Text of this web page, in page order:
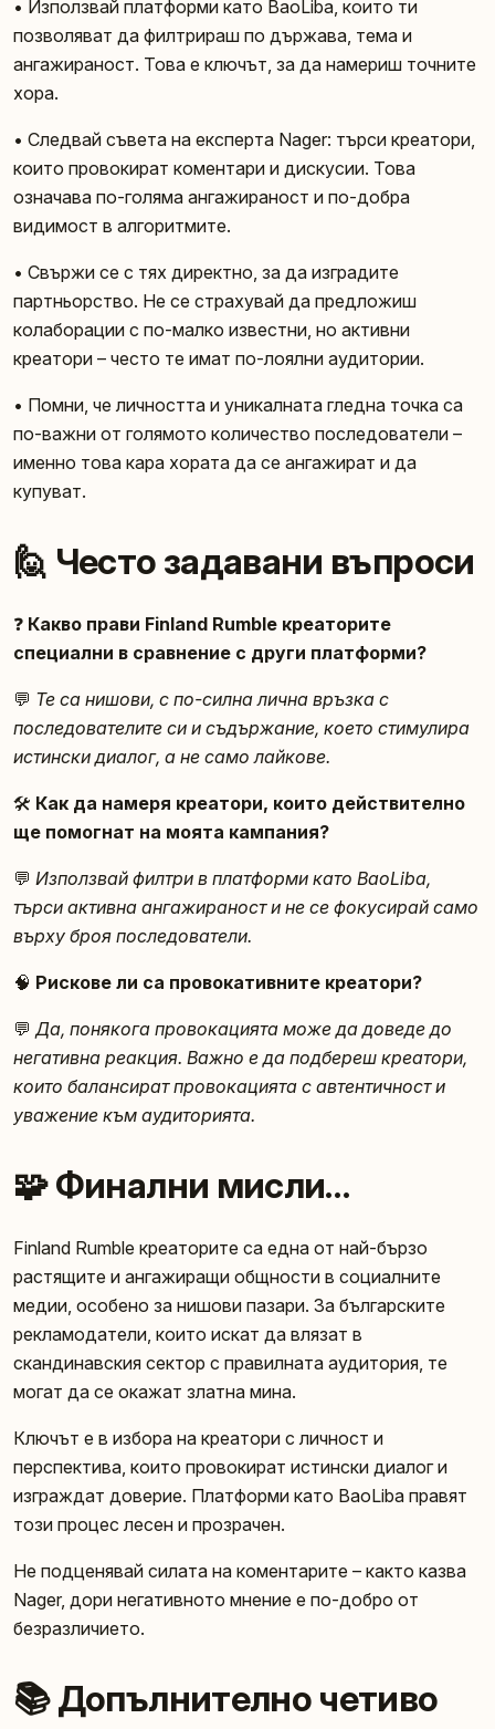
• Използвай платформи като BaoLiba, които ти
позволяват да филтрираш по държава, тема и
ангажираност. Това е ключът, за да намериш точните
хора.
• Следвай съвета на експерта Nager: търси креатори,
които провокират коментари и дискусии. Това
означава по-голяма ангажираност и по-добра
видимост в алгоритмите.
• Свържи се с тях директно, за да изградите
партньорство. Не се страхувай да предложиш
колаборации с по-малко известни, но активни
креатори – често те имат по-лоялни аудитории.
• Помни, че личността и уникалната гледна точка са
по-важни от голямото количество последователи –
именно това кара хората да се ангажират и да
купуват.
🙋 Често задавани въпроси
❓ Какво прави Finland Rumble креаторите
специални в сравнение с други платформи?
💬 Те са нишови, с по-силна лична връзка с
последователите си и съдържание, което стимулира
истински диалог, а не само лайкове.
🛠️ Как да намеря креатори, които действително
ще помогнат на моята кампания?
💬 Използвай филтри в платформи като BaoLiba,
търси активна ангажираност и не се фокусирай само
върху броя последователи.
🧠 Рискове ли са провокативните креатори?
💬 Да, понякога провокацията може да доведе до
негативна реакция. Важно е да подбереш креатори,
които балансират провокацията с автентичност и
уважение към аудиторията.
🧩 Финални мисли…
Finland Rumble креаторите са една от най-бързо
растящите и ангажиращи общности в социалните
медии, особено за нишови пазари. За българските
рекламодатели, които искат да влязат в
скандинавския сектор с правилната аудитория, те
могат да се окажат златна мина.
Ключът е в избора на креатори с личност и
перспектива, които провокират истински диалог и
изграждат доверие. Платформи като BaoLiba правят
този процес лесен и прозрачен.
Не подценявай силата на коментарите – както казва
Nager, дори негативното мнение е по-добро от
безразличието.
📚 Допълнително четиво